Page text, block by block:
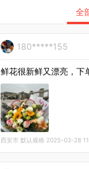
180*****155
鲜花很新鲜又漂亮，下
西安市 默认规格 2025-03-28
全